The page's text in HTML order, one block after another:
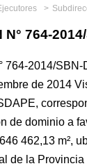
N° 764-
764-2014/
de 2014
de dominio a
462,13 m²,
de la